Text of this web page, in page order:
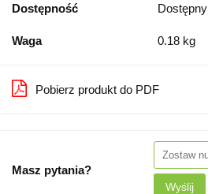
Dostępność Dostępny
Waga 0.18 kg
Pobierz produkt do PDF
Masz pytania?
Wyślij